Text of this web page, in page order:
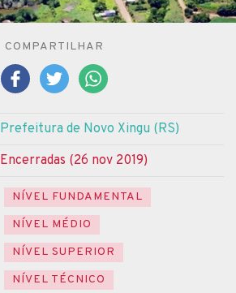
COMPARTILHAR
Prefeitura de Novo Xingu (RS)
Encerradas (26 nov 2019)
NÍVEL FUNDAMENTAL
NÍVEL MÉDIO
NÍVEL SUPERIOR
NÍVEL TÉCNICO